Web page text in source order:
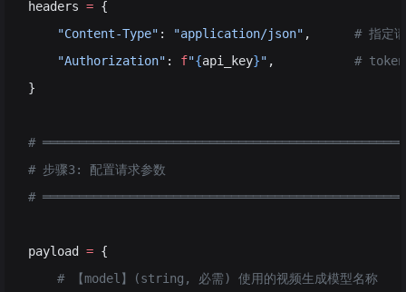
headers = {
    "Content-Type"
: "application/json" , # 指定
    "Authorization"
: f"{api_key}" , # token
}
#
# 步骤3: 配置请求参数
#
payload = {
    # 【model】(string, 必需) 使用的视频生成模型名称